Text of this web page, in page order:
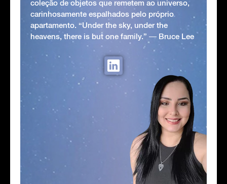
coleção de objetos que remetem ao universo,
carinhosamente espalhados pelo próprio
apartamento. “Under the sky, under the
heavens, there is but one family.” ― Bruce Lee